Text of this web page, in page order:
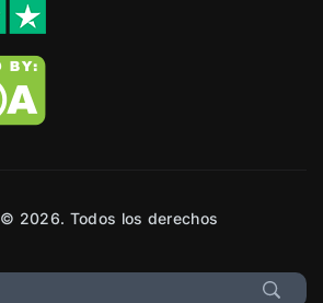
2026. Todos los derechos